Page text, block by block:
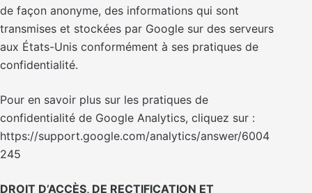
de façon anonyme, des informations qui sont
transmises et stockées par Google sur des serveurs
aux États-Unis conformément à ses pratiques de
confidentialité.
Pour en savoir plus sur les pratiques de
confidentialité de Google Analytics, cliquez sur :
https://support.google.com/analytics/answer/6004
245
DROIT D’ACCÈS, DE RECTIFICATION ET